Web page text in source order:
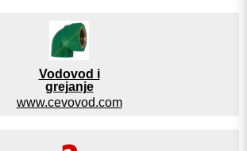
Vodovod i
grejanje
www.cevovod.com